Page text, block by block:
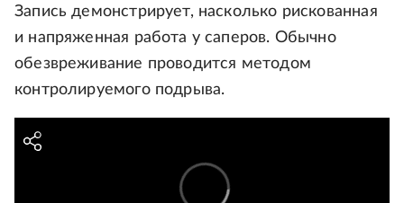
Запись демонстрирует, насколько рискованная
и напряженная работа у саперов. Обычно
обезвреживание проводится методом
контролируемого подрыва.